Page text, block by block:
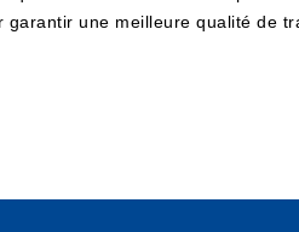
une meilleure qualité de